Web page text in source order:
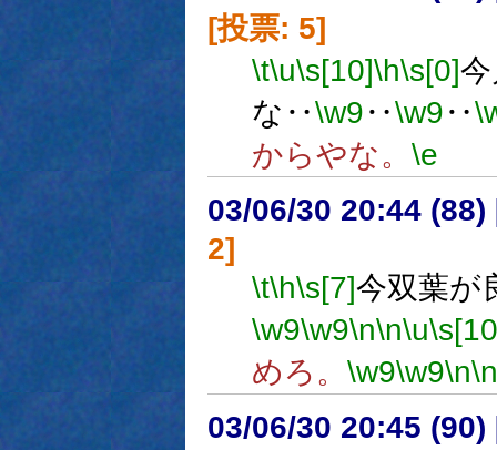
[投票: 5]
\t\u\s[10]\h\s[0]
な‥\w9‥\w9‥
からやな。 \e
03/06/30 20:44 (88)
2]
\t\h\s[7]今双葉が
\w9\w9\n\n\u
めろ。 \w9\w9\n\n
03/06/30 20:45 (90)